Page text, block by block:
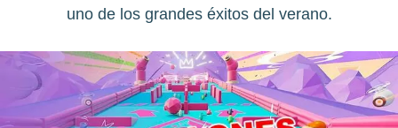
uno de los grandes éxitos del verano.